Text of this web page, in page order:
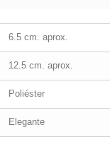
6.5 cm. aprox.
12.5 cm. aprox.
Poliéster
Elegante